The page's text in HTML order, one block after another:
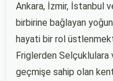
Ankara, İzmir, İstanbul
birbirine bağlayan
hayati bir rol
Friglerden Selçuklulara
geçmişe sahip olan